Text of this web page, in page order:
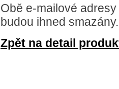
Obě e-mailové
budou ihned smazány.
Zpět na detail